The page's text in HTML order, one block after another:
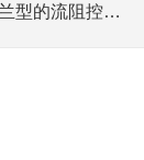
型的流阻控制